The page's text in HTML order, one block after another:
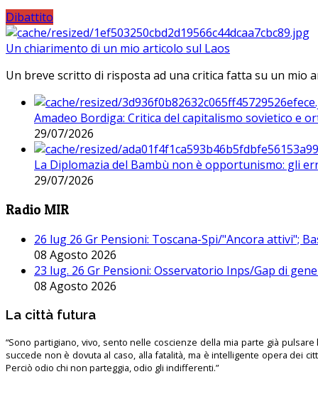
Dibattito
Un chiarimento di un mio articolo sul Laos
Un breve scritto di risposta ad una critica fatta su un mio
Amadeo Bordiga: Critica del capitalismo sovietico e
29/07/2026
La Diplomazia del Bambù non è opportunismo: gli
29/07/2026
Radio MIR
26 lug 26 Gr Pensioni: Toscana-Spi/"Ancora attivi";
08 Agosto 2026
23 lug. 26 Gr Pensioni: Osservatorio Inps/Gap di
08 Agosto 2026
La città futura
“Sono partigiano, vivo, sento nelle coscienze della mia parte già pulsare
succede non è dovuta al caso, alla fatalità, ma è intelligente opera dei
Perciò odio chi non parteggia, odio gli indifferenti.”